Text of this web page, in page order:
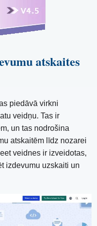
atskaites
piedāvā virkni
veidņu. Tas ir
un tas nodrošina
atskaitēm līdz nozarei
veidnes ir izveidotas,
izdevumu uzskaiti un